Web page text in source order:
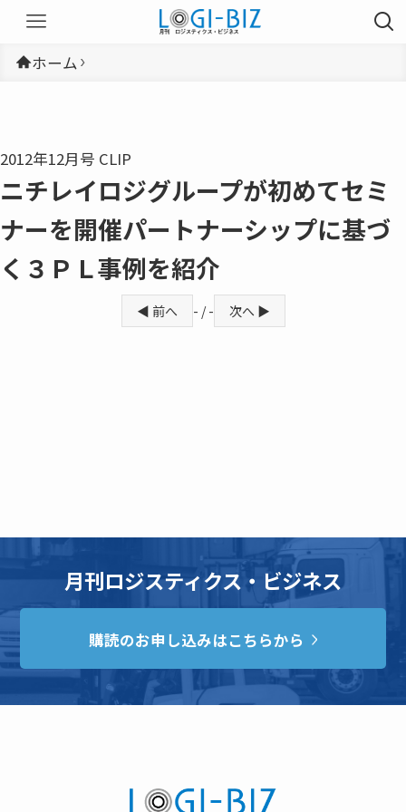
ホーム
2012年12月号 CLIP
ニチレイロジグループが初めてセミ
ナーを開催パートナーシップに基づ
く３ＰＬ事例を紹介
◀ 前へ - / - 次へ ▶
月刊ロジスティクス・ビジネス
購読のお申し込みはこちらから